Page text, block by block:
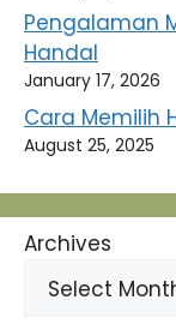
Pengalaman
Handal
January 17, 2026
Cara Memilih
August 25, 2025
Archives